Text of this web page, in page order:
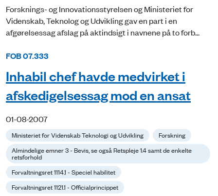
Forsknings- og Innovationsstyrelsen og Ministeriet for
Videnskab, Teknolog og Udvikling gav en part i en
afgørelsessag afslag på aktindsigt i navnene på to forb...
FOB 07.333
Inhabil chef havde medvirket i
afskedigelsessag mod en ansat
01-08-2007
Ministeriet for Videnskab Teknologi og Udvikling
Forskning
Almindelige emner 3 - Bevis, se også Retspleje 1.4 samt de enkelte
retsforhold
Forvaltningsret 1114.1 - Speciel habilitet
Forvaltningsret 1121.1 - Officialprincippet